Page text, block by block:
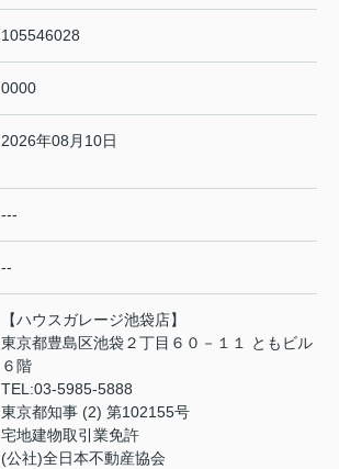
105546028
0000
2026年08月10日
---
--
【ハウスガレージ池袋店】
東京都豊島区池袋２丁目６０－１１ ともビル
６階
TEL:03-5985-5888
東京都知事 (2) 第102155号
宅地建物取引業免許
(公社)全日本不動産協会